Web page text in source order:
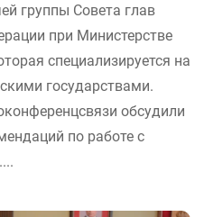
группы Совета глав
при Министерстве
специализируется на
государствами.
обсудили
по работе с